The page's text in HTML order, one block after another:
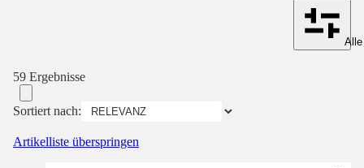
59 Ergebnisse
Sortiert nach:
Artikelliste überspringen